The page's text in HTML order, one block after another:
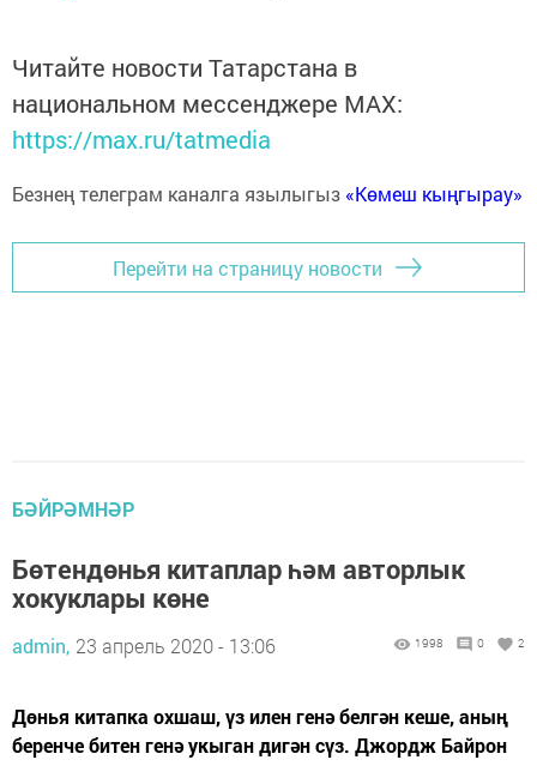
Читайте новости Татарстана в
национальном мессенджере MАХ:
https://max.ru/tatmedia
Безнең телеграм каналга язылыгыз «Көмеш кыңгырау»
Перейти на страницу новости
БӘЙРӘМНӘР
Бөтендөнья китаплар һәм авторлык
хокуклары көне
admin, 23 апрель 2020 - 13:06 1998 0 2
Дөнья китапка охшаш, үз илен генә белгән кеше, аның
беренче битен генә укыган дигән сүз. Джордж Байрон